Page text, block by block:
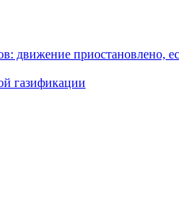
движение приостановлено,
газификации